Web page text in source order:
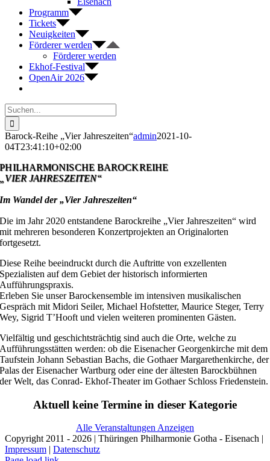
Programm
Tickets
Neuigkeiten
Förderer werden
Förderer werden
Ekhof-Festival
OpenAir 2026
Suche
nach:
Barock-Reihe „Vier Jahreszeiten“admin2021-10-
04T23:41:10+02:00
PHILHARMONISCHE BAROCKREIHE
„VIER JAHRESZEITEN“
Im Wandel der „Vier Jahreszeiten“
Die im Jahr 2020 entstandene Barockreihe „Vier Jahreszeiten“ wird
mit mehreren besonderen Konzertprojekten an Originalorten
fortgesetzt.
Diese Reihe beeindruckt durch die Auftritte von exzellenten
Spezialisten auf dem Gebiet der historisch informierten
Aufführungspraxis.
Erleben Sie unser Barockensemble im intensiven musikalischen
Gespräch mit Midori Seiler, Michael Hofstetter, Maurice Steger, Terry
Wey, Sigrid T’Hooft und vielen weiteren prominenten Gästen.
Vielfältig und geschichtsträchtig sind auch die Orte, welche zu
Aufführungsstätten werden: ob die Eisenacher Georgenkirche mit dem
Taufstein Johann Sebastian Bachs, die Gothaer Margarethenkirche, der
Palas der Eisenacher Wartburg oder eine der ältesten Barockbühnen
der Welt, das Conrad- Ekhof-Theater im Gothaer Schloss Friedenstein.
Aktuell keine Termine in dieser Kategorie
Alle Veranstaltungen Anzeigen
Copyright 2011 - 2026 | Thüringen Philharmonie Gotha - Eisenach |
Impressum | Datenschutz